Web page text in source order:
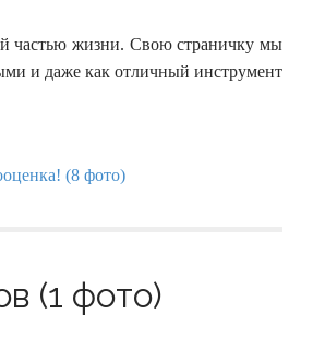
частью жизни. Свою страничку мы
и даже как отличный инструмент
(1 фото)